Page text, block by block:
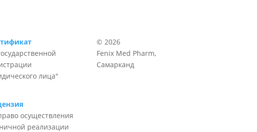
лица"
осуществления
реализации
© 2026
Fenix Med Pharm,
Самарканд